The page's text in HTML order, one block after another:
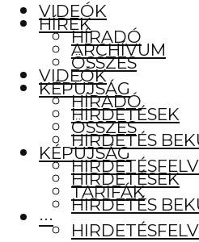
VIDEÓK
HÍRADÓ
ÖSSZES
KÉPÚJSÁG
HIRDETÉSEK
HIRDETÉS
TARIFÁK
···
HÍREK
ARCHÍVUM
VIDEÓK
HÍRADÓ
ÖSSZES
KÉPÚJSÁG
HIRDETÉSEK
HIRDETÉS